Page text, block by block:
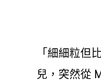
「細細粒但
兒 ， 突然從